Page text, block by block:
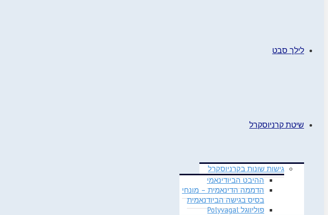
לילך סבט
שיטת קרניוסקרל
גישות שונות בקרניוסקרל
ההיבט הביודינאמי
הדממה הדינאמית – מונחי
בסיס בגישה הביודנאמית
פוליווגל Polyvagal